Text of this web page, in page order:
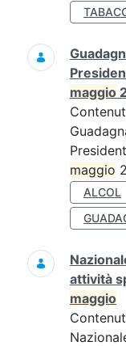
maggio
maggio
ALCOL
attività
maggio